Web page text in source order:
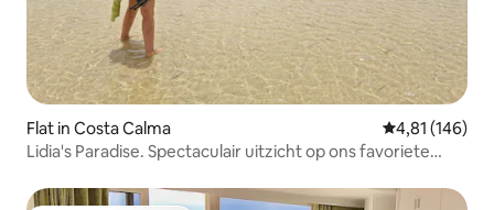
Flat in Costa Calma Gemiddelde
4,81 (146)
Lidia's Paradise. Spectaculair uitzicht op ons favoriete